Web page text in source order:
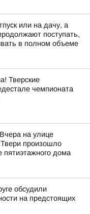
или на дачу, а
поступать,
в полном объеме
Тверские
чемпионата
на улице
произошло
пятиэтажного дома
обсудили
на предстоящих